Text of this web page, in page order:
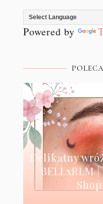
Powered by
Delikatny
BELLxRLM